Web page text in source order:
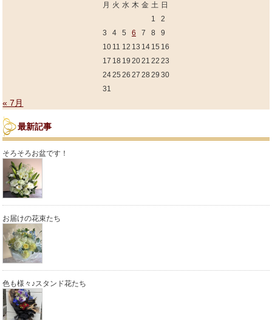
月 火 水 木 金 土 日
1
2
3
4 5 6 7 8
9
10 11 12 13 14 15 16
17 18 19 2021 22 23
2425 26 27 28 29 30
31
« 7月
最新記事
そろそろお盆です！
お届けの花束たち
色も様々♪スタンド花たち